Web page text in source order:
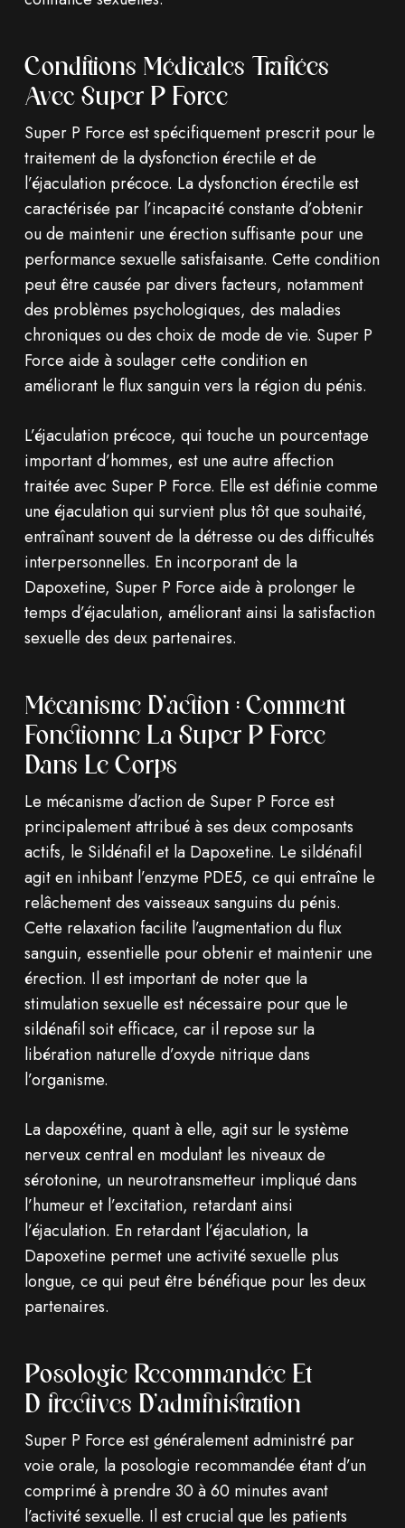
Conditions Médicales Traitées
Avec Super P Force
Super P Force est spécifiquement prescrit pour le
traitement de la dysfonction érectile et de
l’éjaculation précoce. La dysfonction érectile est
caractérisée par l’incapacité constante d’obtenir
ou de maintenir une érection suffisante pour une
performance sexuelle satisfaisante. Cette condition
peut être causée par divers facteurs, notamment
des problèmes psychologiques, des maladies
chroniques ou des choix de mode de vie. Super P
Force aide à soulager cette condition en
améliorant le flux sanguin vers la région du pénis.
L’éjaculation précoce, qui touche un pourcentage
important d’hommes, est une autre affection
traitée avec Super P Force. Elle est définie comme
une éjaculation qui survient plus tôt que souhaité,
entraînant souvent de la détresse ou des difficultés
interpersonnelles. En incorporant de la
Dapoxetine, Super P Force aide à prolonger le
temps d’éjaculation, améliorant ainsi la satisfaction
sexuelle des deux partenaires.
Mécanisme D’action : Comment
Fonctionne La Super P Force
Dans Le Corps
Le mécanisme d’action de Super P Force est
principalement attribué à ses deux composants
actifs, le Sildénafil et la Dapoxetine. Le sildénafil
agit en inhibant l’enzyme PDE5, ce qui entraîne le
relâchement des vaisseaux sanguins du pénis.
Cette relaxation facilite l’augmentation du flux
sanguin, essentielle pour obtenir et maintenir une
érection. Il est important de noter que la
stimulation sexuelle est nécessaire pour que le
sildénafil soit efficace, car il repose sur la
libération naturelle d’oxyde nitrique dans
l’organisme.
La dapoxétine, quant à elle, agit sur le système
nerveux central en modulant les niveaux de
sérotonine, un neurotransmetteur impliqué dans
l’humeur et l’excitation, retardant ainsi
l’éjaculation. En retardant l’éjaculation, la
Dapoxetine permet une activité sexuelle plus
longue, ce qui peut être bénéfique pour les deux
partenaires.
Posologie Recommandée Et
Directives D’administration
Super P Force est généralement administré par
voie orale, la posologie recommandée étant d’un
comprimé à prendre 30 à 60 minutes avant
l’activité sexuelle. Il est crucial que les patients